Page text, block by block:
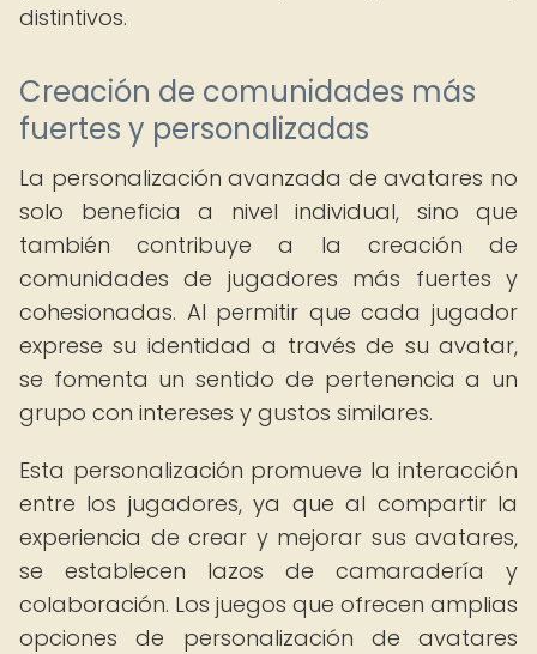
distintivos.
Creación de comunidades más
fuertes y personalizadas
La personalización avanzada de avatares no
solo beneficia a nivel individual, sino que
también contribuye a la creación de
comunidades de jugadores más fuertes y
cohesionadas. Al permitir que cada jugador
exprese su identidad a través de su avatar,
se fomenta un sentido de pertenencia a un
grupo con intereses y gustos similares.
Esta personalización promueve la interacción
entre los jugadores, ya que al compartir la
experiencia de crear y mejorar sus avatares,
se establecen lazos de camaradería y
colaboración. Los juegos que ofrecen amplias
opciones de personalización de avatares